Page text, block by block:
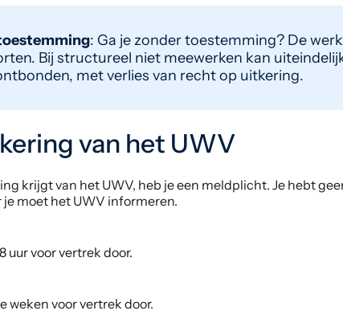
: Ga je zonder toestemming? De
Bij structureel niet meewerken kan
met verlies van recht op uitkering.
van het UWV
krijgt van het UWV, heb je een meldplicht. Je hebt
moet het UWV informeren.
uur voor vertrek door.
weken voor vertrek door.